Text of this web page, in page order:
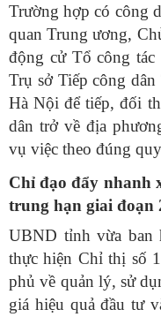
Trường hợp có công
quan Trung ương,
động cử Tổ công
Trụ sở Tiếp công
Hà Nội để tiếp, đối
dân trở về địa
vụ việc theo đúng
Chỉ đạo đẩy nhanh
trung hạn giai đoạn
UBND tỉnh vừa ban
thực hiện Chỉ thị số
phủ về quản lý, sử
giá hiệu quả đầu tư